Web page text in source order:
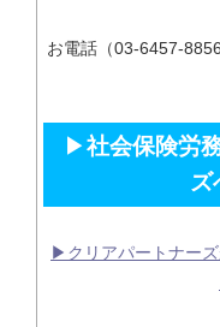
お電話（03-6457-
▶社会保険労
▶クリアパートナー